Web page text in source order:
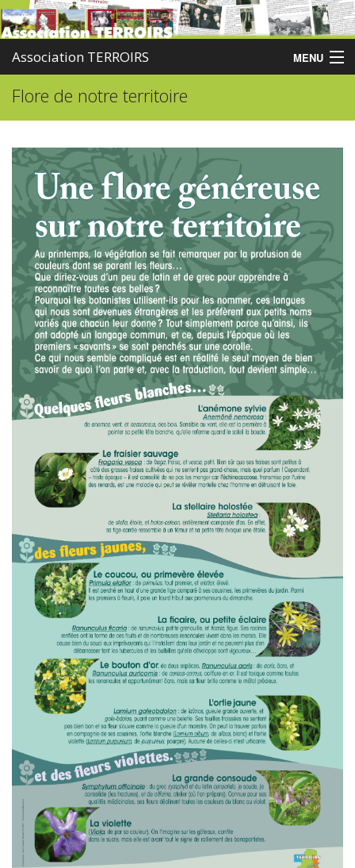
Association TERROIRS MENU
Accueil
Publications
Administration
Partenaires
Enquêtes
Contact
Boutique
Flore de notre territoire